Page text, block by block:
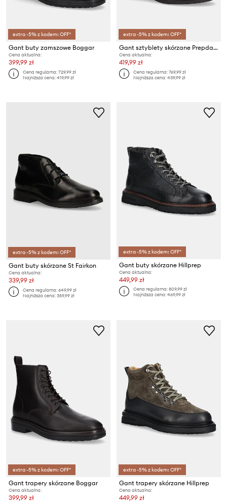
extra -5% z kodem: OFF*
Gant buty zamszowe Boggar
Cena aktualna:
399,99 zł
Cena regularna:729,99 zł
Najniższa cena:419,99 zł
extra -5% z kodem: OFF*
Gant sztyblety skórzane Prepdale
Cena aktualna:
419,99 zł
Cena regularna:769,99 zł
Najniższa cena:439,99 zł
extra -5% z kodem: OFF*
Gant buty skórzane St Fairkon
Cena aktualna:
339,99 zł
Cena regularna:649,99 zł
Najniższa cena:359,99 zł
extra -5% z kodem: OFF*
Gant buty skórzane Hillprep
Cena aktualna:
449,99 zł
Cena regularna:809,99 zł
Najniższa cena:469,99 zł
extra -5% z kodem: OFF*
Gant trapery skórzane Boggar
Cena aktualna:
399,99 zł
extra -5% z kodem: OFF*
Gant trapery skórzane Hillprep
Cena aktualna:
449,99 zł